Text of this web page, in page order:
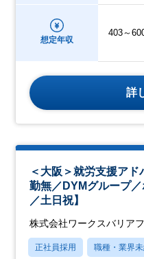
想定年収
403～
詳
＜大阪＞就労支援ア
勤無／DYMグループ
／土日祝】
株式会社ワークスバリア
正社員採用 職種・業界